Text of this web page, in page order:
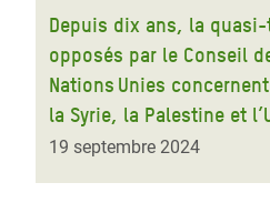
Depuis dix ans, la
opposés par le Conseil
Nations Unies
la Syrie, la Palestine et
19 septembre 2024